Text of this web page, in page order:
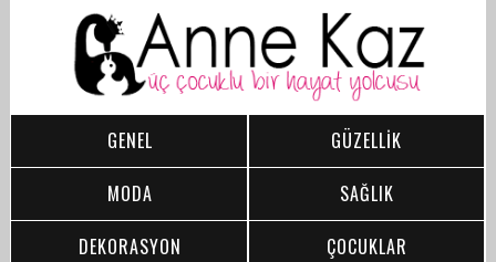
GENEL
GÜZELLİK
MODA
SAĞLIK
DEKORASYON
ÇOCUKLAR